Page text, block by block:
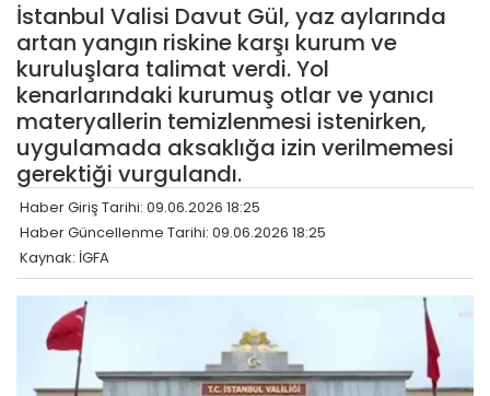
İstanbul Valisi Davut Gül, yaz aylarında
artan yangın riskine karşı kurum ve
kuruluşlara talimat verdi. Yol
kenarlarındaki kurumuş otlar ve yanıcı
materyallerin temizlenmesi istenirken,
uygulamada aksaklığa izin verilmemesi
gerektiği vurgulandı.
Haber Giriş Tarihi: 09.06.2026 18:25
Haber Güncellenme Tarihi: 09.06.2026 18:25
Kaynak: İGFA